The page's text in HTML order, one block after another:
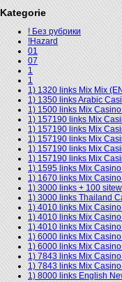
Kategorie
! Без рубрики
!Hazard
01
07
1
1
1) 1320 links Mix Mix
1) 1350 links Arabic
1) 1500 links Mix
1) 157190 links Mix
1) 157190 links Mix
1) 157190 links Mix
1) 157190 links Mix
1) 157190 links Mix
1) 1595 links Mix
1) 1670 links Mix
1) 3000 links + 100
1) 3000 links Thailand
1) 4010 links Mix
1) 4010 links Mix
1) 4010 links Mix
1) 6000 links Mix
1) 6000 links Mix
1) 7843 links Mix
1) 7843 links Mix
1) 8000 links English